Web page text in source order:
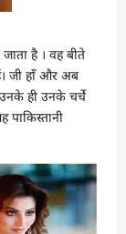
है । वह बीते
जी हाँ और अब
ही उनके चर्चे